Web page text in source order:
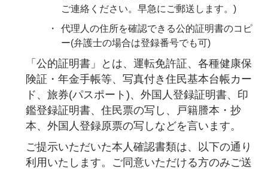
ご連絡ください。早急にご郵送します。)
代理人の住所を確認できる公的証明書のコピ
ー(弁護士の場合は登録番号でも可)
「公的証明書」とは、運転免許証、各種健康保
険証・年金手帳等、写真付き住民基本台帳カー
ド、旅券(パスポート)、外国人登録証明書、印
鑑登録証明書、住民票の写し、戸籍謄本・抄
本、外国人登録原票の写しなどを言います。
ご提示いただいた本人確認書類は、以下の通り
利用いたします。ご同意いただける方のみご送